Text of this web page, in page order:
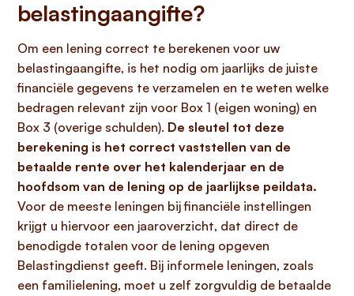
belastingaangifte?
Om een lening correct te berekenen voor uw
belastingaangifte, is het nodig om jaarlijks de juiste
financiële gegevens te verzamelen en te weten welke
bedragen relevant zijn voor Box 1 (eigen woning) en
Box 3 (overige schulden). De sleutel tot deze
berekening is het correct vaststellen van de
betaalde rente over het kalenderjaar en de
hoofdsom van de lening op de jaarlijkse peildata.
Voor de meeste leningen bij financiële instellingen
krijgt u hiervoor een jaaroverzicht, dat direct de
benodigde totalen voor de lening opgeven
Belastingdienst geeft. Bij informele leningen, zoals
een familielening, moet u zelf zorgvuldig de betaalde